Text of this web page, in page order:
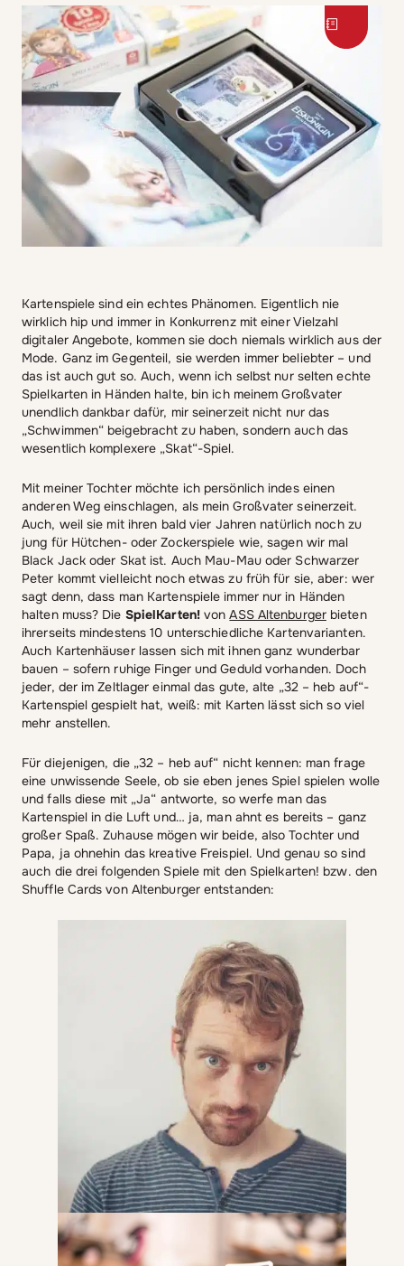
Kartenspiele sind ein echtes Phänomen. Eigentlich nie
wirklich hip und immer in Konkurrenz mit einer Vielzahl
digitaler Angebote, kommen sie doch niemals wirklich aus der
Mode. Ganz im Gegenteil, sie werden immer beliebter – und
das ist auch gut so. Auch, wenn ich selbst nur selten echte
Spielkarten in Händen halte, bin ich meinem Großvater
unendlich dankbar dafür, mir seinerzeit nicht nur das
„Schwimmen“ beigebracht zu haben, sondern auch das
wesentlich komplexere „Skat“-Spiel.
Mit meiner Tochter möchte ich persönlich indes einen
anderen Weg einschlagen, als mein Großvater seinerzeit.
Auch, weil sie mit ihren bald vier Jahren natürlich noch zu
jung für Hütchen- oder Zockerspiele wie, sagen wir mal
Black Jack oder Skat ist. Auch Mau-Mau oder Schwarzer
Peter kommt vielleicht noch etwas zu früh für sie, aber: wer
sagt denn, dass man Kartenspiele immer nur in Händen
halten muss? Die SpielKarten!vonASS Altenburgerbieten
ihrerseits mindestens 10 unterschiedliche Kartenvarianten.
Auch Kartenhäuser lassen sich mit ihnen ganz wunderbar
bauen – sofern ruhige Finger und Geduld vorhanden. Doch
jeder, der im Zeltlager einmal das gute, alte „32 – heb auf“-
Kartenspiel gespielt hat, weiß: mit Karten lässt sich so viel
mehr anstellen.
Für diejenigen, die „32 – heb auf“ nicht kennen: man frage
eine unwissende Seele, ob sie eben jenes Spiel spielen wolle
und falls diese mit „Ja“ antworte, so werfe man das
Kartenspiel in die Luft und… ja, man ahnt es bereits – ganz
großer Spaß. Zuhause mögen wir beide, also Tochter und
Papa, ja ohnehin das kreative Freispiel. Und genau so sind
auch die drei folgenden Spiele mit den Spielkarten! bzw. den
Shuffle Cards von Altenburger entstanden: